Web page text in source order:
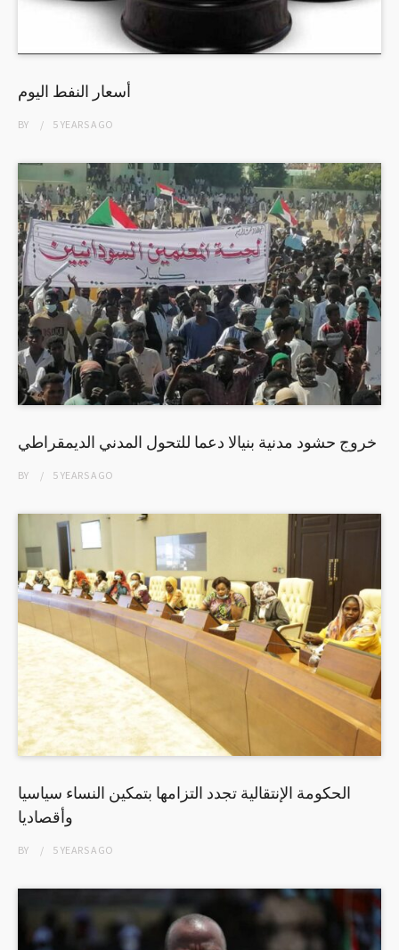
أسعار النفط اليوم
BY 5 YEARSAGO
خروج حشود مدنية بنيالا دعما للتحول المدني الديمقراطي
BY 5 YEARSAGO
الحكومة الإنتقالية تجدد التزامها بتمكين النساء سياسيا
وأقصاديا
BY 5 YEARSAGO